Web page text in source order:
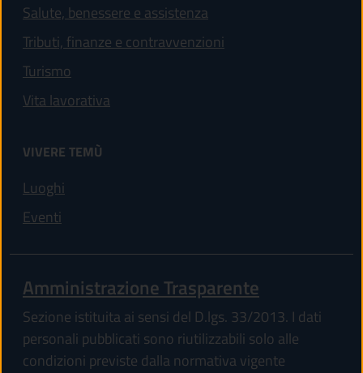
Salute, benessere e assistenza
Tributi, finanze e contravvenzioni
Turismo
Vita lavorativa
VIVERE TEMÙ
Luoghi
Eventi
Amministrazione Trasparente
Sezione istituita ai sensi del D.lgs. 33/2013. I dati
personali pubblicati sono riutilizzabili solo alle
condizioni previste dalla normativa vigente